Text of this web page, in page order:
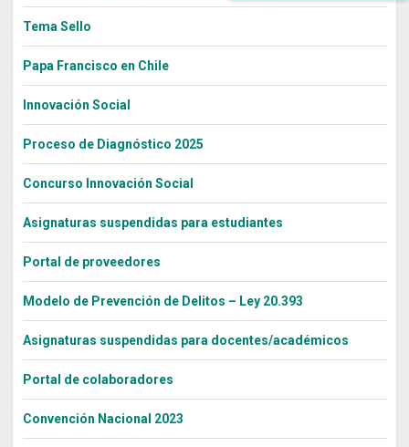
Tema Sello
Papa Francisco en Chile
Innovación Social
Proceso de Diagnóstico 2025
Concurso Innovación Social
Asignaturas suspendidas para estudiantes
Portal de proveedores
Modelo de Prevención de Delitos – Ley 20.393
Asignaturas suspendidas para docentes/académicos
Portal de colaboradores
Convención Nacional 2023